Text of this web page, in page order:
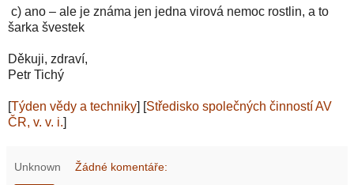
c) ano – ale je známa jen jedna virová nemoc rostlin, a to
šarka švestek
Děkuji, zdraví,
Petr Tichý
[Týden vědy a techniky] [Středisko společných činností AV
ČR, v. v. i.]
Unknown Žádné komentáře: